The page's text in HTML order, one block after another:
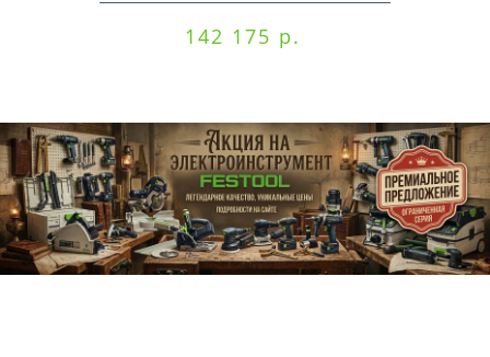
142 175 р.